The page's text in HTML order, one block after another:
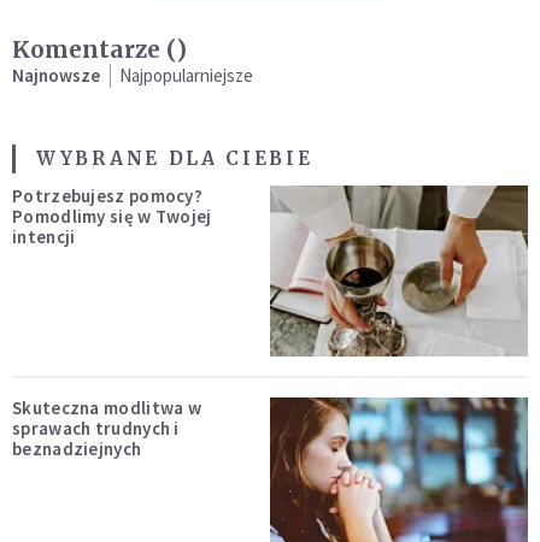
Komentarze ()
Najnowsze Najpopularniejsze
WYBRANE DLA CIEBIE
Potrzebujesz pomocy?
Pomodlimy się w Twojej
intencji
Skuteczna modlitwa w
sprawach trudnych i
beznadziejnych